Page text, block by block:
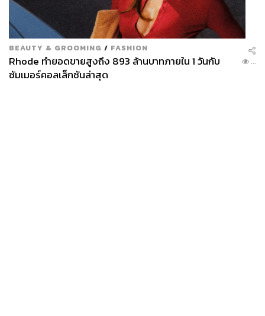
BEAUTY & GROOMING / FASHION
Rhode ทำยอดขายสูงถึง 893 ล้านบาทภายใน 1 วันกับ
ซัมเมอร์คอลเล็กชันล่าสุด
...